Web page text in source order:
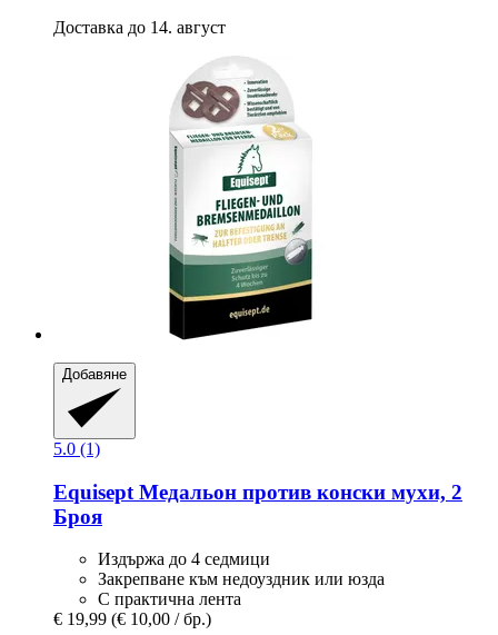
Доставка до 14. август
Добавяне
5.0 (1)
Equisept Медальон против конски мухи, 2
Броя
Издържа до 4 седмици
Закрепване към недоуздник или юзда
С практична лента
€ 19,99 (€ 10,00 / бр.)